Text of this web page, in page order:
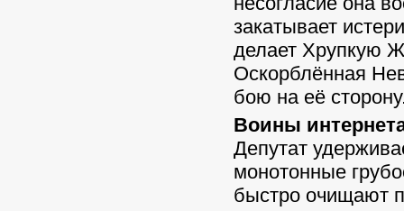
закатывает
делает Хрупкую
Оскорблённая
бою на её
Воины
Депутат
монотонные
быстро очищают